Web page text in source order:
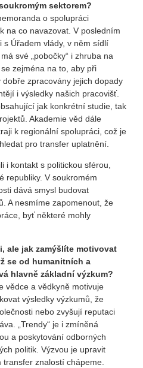
sektorem?
o spolupráci
na co navazovat. V posledním
s Úřadem vlády, v něm sídlí
své „pobočky“ i zhruba na
zejména na to, aby při
zpracovány jejich dopady
i výsledky našich pracovišť.
jak konkrétní studie, tak
Akademie věd dále
k regionální spolupráci, což je
pro transfer uplatnění.
i kontakt s politickou sférou,
republiky. V soukromém
dává smysl budovat
A nesmíme zapomenout, že
byť některé mohly
ale jak zamýšlíte motivovat
se od humanitních a
hlavně základní výzkum?
vědce a vědkyně motivuje
výsledky výzkumů, že
nebo zvyšují reputaci
„Trendy“ je i zmíněná
a poskytování odborných
politik. Výzvou je upravit
znalostí chápeme.